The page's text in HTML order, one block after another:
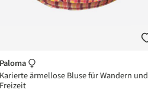
Paloma
Karierte ärmellose Bluse für Wandern und
Freizeit